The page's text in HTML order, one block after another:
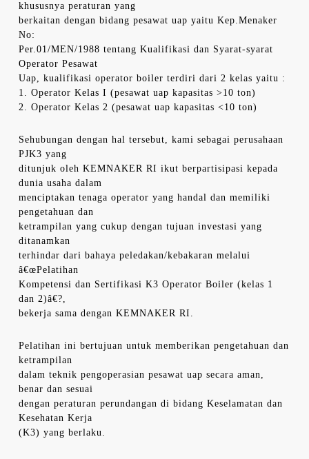
khususnya peraturan yang
berkaitan dengan bidang pesawat uap yaitu Kep.Menaker
No:
Per.01/MEN/1988 tentang Kualifikasi dan Syarat-syarat
Operator Pesawat
Uap, kualifikasi operator boiler terdiri dari 2 kelas yaitu :
1. Operator Kelas I (pesawat uap kapasitas >10 ton)
2. Operator Kelas 2 (pesawat uap kapasitas <10 ton)
Sehubungan dengan hal tersebut, kami sebagai perusahaan
PJK3 yang
ditunjuk oleh KEMNAKER RI ikut berpartisipasi kepada
dunia usaha dalam
menciptakan tenaga operator yang handal dan memiliki
pengetahuan dan
ketrampilan yang cukup dengan tujuan investasi yang
ditanamkan
terhindar dari bahaya peledakan/kebakaran melalui
â€œPelatihan
Kompetensi dan Sertifikasi K3 Operator Boiler (kelas 1
dan 2)â€?,
bekerja sama dengan KEMNAKER RI.
Pelatihan ini bertujuan untuk memberikan pengetahuan dan
ketrampilan
dalam teknik pengoperasian pesawat uap secara aman,
benar dan sesuai
dengan peraturan perundangan di bidang Keselamatan dan
Kesehatan Kerja
(K3) yang berlaku.